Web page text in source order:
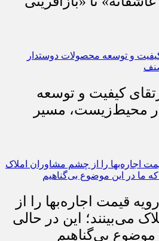
کیفیت و توسعه
محیط‌زیست، مسیر
قیمت اجاره‌بها را از
می‌بینند؛ این در حالی
بی‌گناهیم